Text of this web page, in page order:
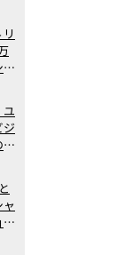
ユ
ジ
透
ル